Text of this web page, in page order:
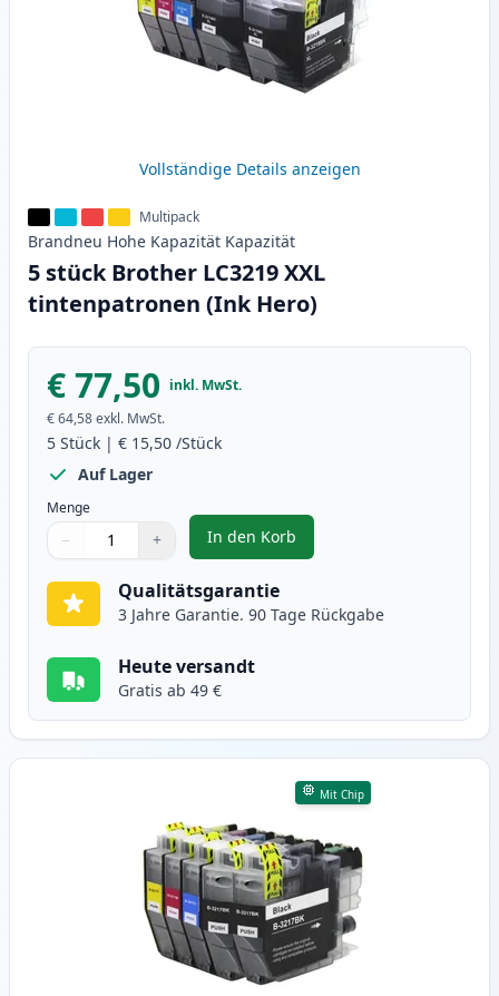
Vollständige Details anzeigen
Multipack
Brandneu Hohe Kapazität Kapazität
5 stück Brother LC3219 XXL
tintenpatronen (Ink Hero)
€ 77,50 inkl. MwSt.
€ 64,58exkl. MwSt.
5 Stück | € 15,50 /Stück
Auf Lager
Menge
Verwenden Sie die Tasten, um anzupassen
− +
1
In den Korb
, 5 stück Brother LC3219 XXL
Qualitätsgarantie
3 Jahre Garantie. 90 Tage Rückgabe
Heute versandt
Gratis ab 49 €
Mit Chip